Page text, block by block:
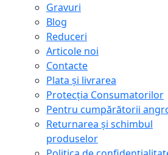
Gravuri
Blog
Reduceri
Articole noi
Contacte
Plata și livrarea
Protecţia Consumatorilor
Pentru cumpărătorii
Returnarea și schimbul
produselor